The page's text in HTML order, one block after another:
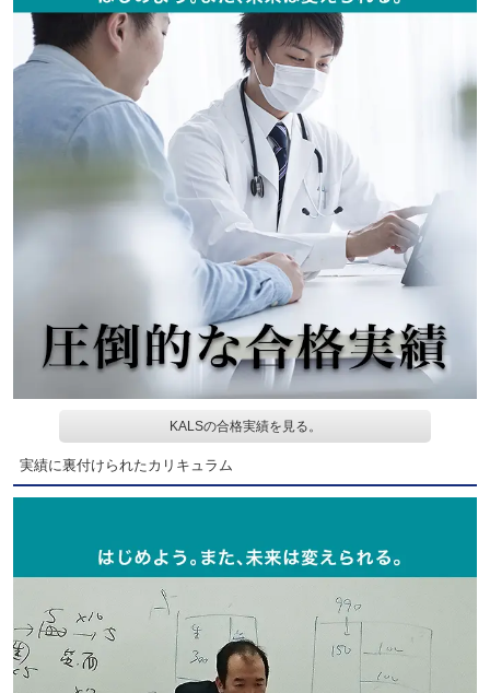
KALSの合格実績を見る。
実績に裏付けられたカリキュラム